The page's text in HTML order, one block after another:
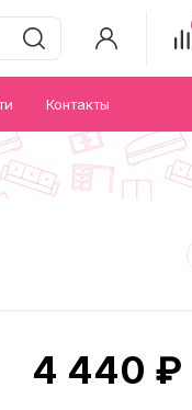
Контакты
4 440 ₽